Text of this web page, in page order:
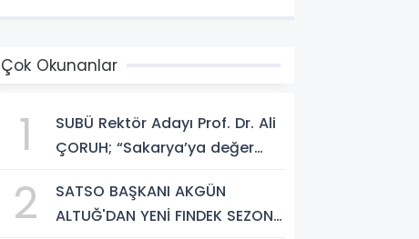
Çok Okunanlar
1
SUBÜ Rektör Adayı Prof. Dr. Ali
ÇORUH; “Sakarya’ya değer
etmek istiyorum”
2
SATSO BAŞKANI AKGÜN
ALTUĞ'DAN YENİ FINDEK SEZONU